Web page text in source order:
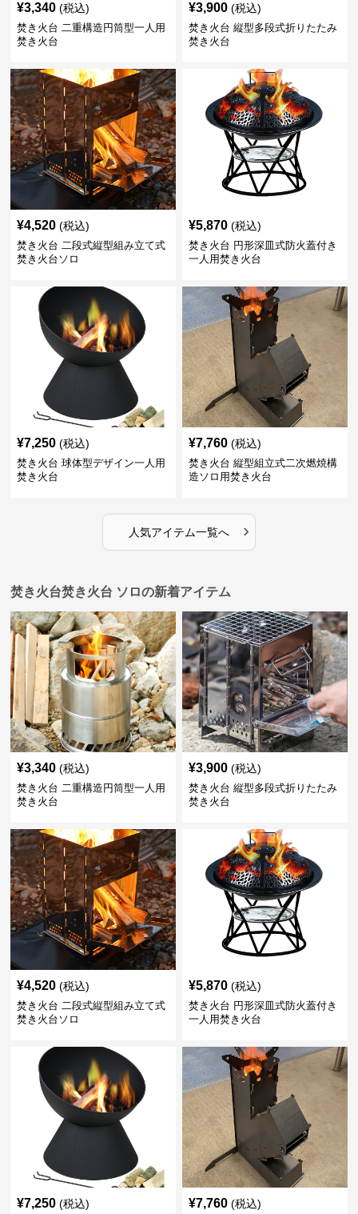
¥3,340 (税込)
焚き火台 二重構造円筒型一人用
焚き火台
¥3,900 (税込)
焚き火台 縦型多段式折りたたみ
焚き火台
¥4,520 (税込)
焚き火台 二段式縦型組み立て式
焚き火台ソロ
¥5,870 (税込)
焚き火台 円形深皿式防火蓋付き
一人用焚き火台
¥7,250 (税込)
焚き火台 球体型デザイン一人用
焚き火台
¥7,760 (税込)
焚き火台 縦型組立式二次燃焼構
造ソロ用焚き火台
人気アイテム一覧へ ›
焚き火台焚き火台 ソロの新着アイテム
¥3,340 (税込)
焚き火台 二重構造円筒型一人用
焚き火台
¥3,900 (税込)
焚き火台 縦型多段式折りたたみ
焚き火台
¥4,520 (税込)
焚き火台 二段式縦型組み立て式
焚き火台ソロ
¥5,870 (税込)
焚き火台 円形深皿式防火蓋付き
一人用焚き火台
¥7,250 (税込) ¥7,760 (税込)